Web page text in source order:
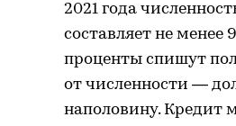
2021 года
составляет не менее
проценты спишут
от численности —
наполовину. Кредит